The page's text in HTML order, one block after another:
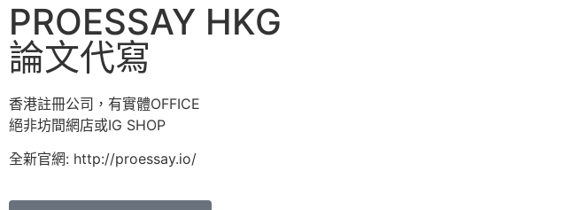
PROESSAY HKG
論文代寫
香港註冊公司，有實體OFFICE
絕非坊間網店或IG SHOP
全新官網: http://proessay.io/